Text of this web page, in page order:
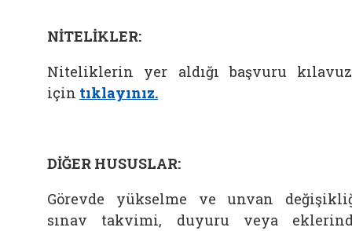
NİTELİKLER:
Niteliklerin yer aldığı başvuru
için tıklayınız.
DİĞER HUSUSLAR:
Görevde yükselme ve unvan
sınav takvimi, duyuru veya